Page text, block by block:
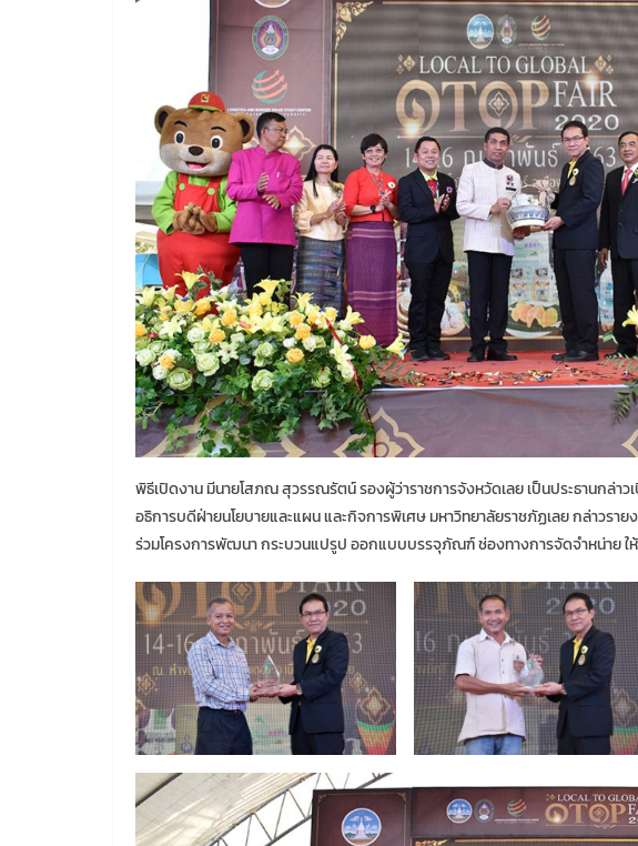
พิธีเปิดงาน มีนายโสภณ สุวรรณรัตน์ รองผู้ว่าราชการจังหวัดเลย เป็นประธานกล่า
อธิการบดีฝ่ายนโยบายและแผน และกิจการพิเศษ มหาวิทยาลัยราชภัฏเลย กล่าวรา
ร่วมโครงการพัฒนา กระบวนแปรูป ออกแบบบรรจุภัณฑ์ ช่องทางการจัดจำหน่าย ใ